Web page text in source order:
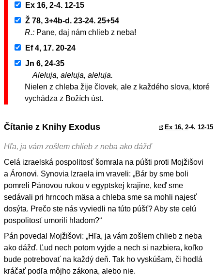
Ex 16, 2-4. 12-15
Ž 78, 3+4b-d. 23-24. 25+54
R.: Pane, daj nám chlieb z neba!
Ef 4, 17. 20-24
Jn 6, 24-35
Aleluja, aleluja, aleluja.
Nielen z chleba žije človek, ale z každého slova, ktoré
vychádza z Božích úst.
Čítanie z Knihy Exodus Ex 16, 2-4. 12-15
Hľa, ja vám zošlem chlieb z neba ako dážď
Celá izraelská pospolitosť šomrala na púšti proti Mojžišovi
a Áronovi. Synovia Izraela im vraveli: „Bár by sme boli
pomreli Pánovou rukou v egyptskej krajine, keď sme
sedávali pri hrncoch mäsa a chleba sme sa mohli najesť
dosýta. Prečo ste nás vyviedli na túto púšť? Aby ste celú
pospolitosť umorili hladom?“
Pán povedal Mojžišovi: „Hľa, ja vám zošlem chlieb z neba
ako dážď. Ľud nech potom vyjde a nech si nazbiera, koľko
bude potrebovať na každý deň. Tak ho vyskúšam, či hodlá
kráčať podľa môjho zákona, alebo nie.